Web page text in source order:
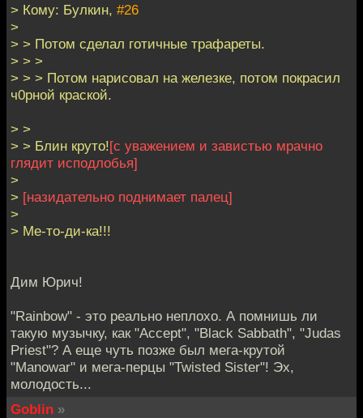
> Кому: Булкин, #26
>
> > Потом сделал готичные трафареты.
> > >
> > > Потом нарисовал на железке, потом покрасил
ч0рной краской.
> >
> > Блин круто![с уважением и завистью мрачно
глядит исподлобья]
>
> [назидательно поднимает палец]
>
> Ме-то-ди-ка!!!
Дим Юрич!
"Rainbow" - это реально неплохо. А помнишь ли
такую музычку, как "Accept", "Black Sabbath", "Judas
Priest"? А еще чуть позже был мега-крутой
"Manowar" и мега-перцы "Twisted Sister"! Эх,
молодость...
Goblin »